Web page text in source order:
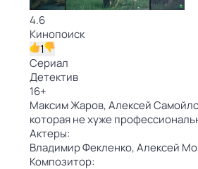
4.6
Кинопоиск
1
Сериал
Детектив
16+
Максим Жаров, Алексей
которая не хуже
Актеры:
Владимир Фекленко,Алексей
Композитор: